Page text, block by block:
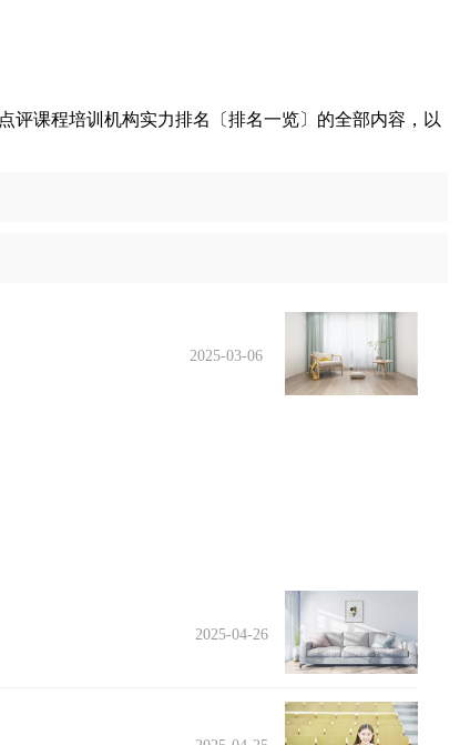
评课程培训机构实力排名〔排名一览〕的全部内容，以
2025-03-06
2025-04-26